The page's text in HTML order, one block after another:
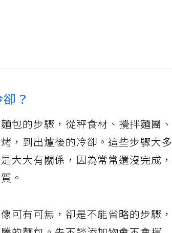
？
包的步驟，從秤食材、攪拌麵團、
，到出爐後的冷卻。這些步驟大多
大大有關係，因為常常還沒完成，
。
可有可無，卻是不能省略的步驟，